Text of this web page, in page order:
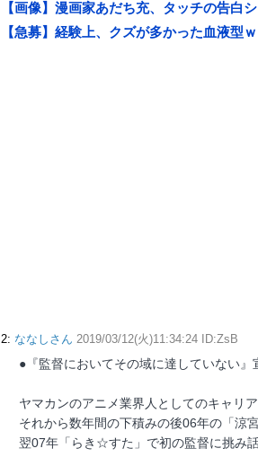
【画像】漫画家あだち充、タッチの告白
【急募】経験上、クズが多かった血液型
2: ななしさん 2019/03/12(火)11:34:24 ID:ZsB
●『監督においてその域に達していない』
ヤマカンのアニメ業界人としてのキャリ
それから数年間の下積みの後06年の「涼
翌07年「らき☆すた」で初の監督に挑み